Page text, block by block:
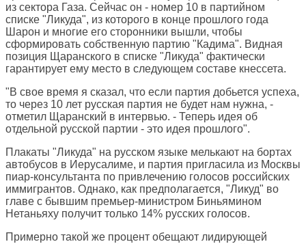
из сектора Газа. Сейчас он - номер 10 в партийном
списке "Ликуда", из которого в конце прошлого года
Шарон и многие его сторонники вышли, чтобы
сформировать собственную партию "Кадима". Видная
позиция Щаранского в списке "Ликуда" фактически
гарантирует ему место в следующем составе кнессета.
"В свое время я сказал, что если партия добьется успеха,
то через 10 лет русская партия не будет нам нужна, -
отметил Щаранский в интервью. - Теперь идея об
отдельной русской партии - это идея прошлого".
Плакаты "Ликуда" на русском языке мелькают на бортах
автобусов в Иерусалиме, и партия пригласила из Москвы
пиар-консультанта по привлечению голосов российских
иммигрантов. Однако, как предполагается, "Ликуд" во
главе с бывшим премьер-министром Биньямином
Нетаньяху получит только 14% русских голосов.
Примерно такой же процент обещают лидирующей